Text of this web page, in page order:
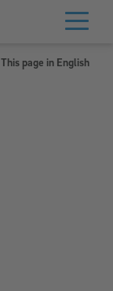
This page in English